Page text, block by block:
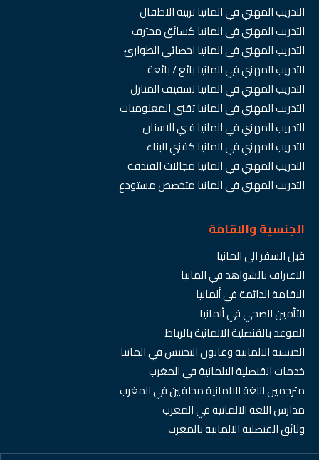
التدريب المهني في المانيا تربية الاطفال
التدريب المهني في المانيا كسائق محترف
التدريب المهني في المانيا اخصائي الطوارئ
التدريب المهني في المانيا بائع / بائعة
التدريب المهني في المانيا تسقيف المنازل
التدريب المهني في المانيا تقني المعلوميات
التدريب المهني في المانيا فني الاسنان
التدريب المهني في المانيا كفني البناء
التدريب المهني في المانيا مجالات الفندقة
التدريب المهني في المانيا متخصص مستودع
الجنسية والاقامة
قبل السفر الى المانيا
الاعتراف بالشواهد في المانيا
الاقامة الدائمة في ألمانيا
التأمين الصحي في ألمانيا
الموعد بالقنصلية الالمانية بالرباط
الجنسية الالمانية وقانون التجنيس في المانيا
خدمات القنصلية الالمانية في المغرب
مترجمين اللغة الالمانية محلفين في المغرب
مدارس اللغة الالمانية في المغرب
وثائق القنصلية الالمانية بالمغرب